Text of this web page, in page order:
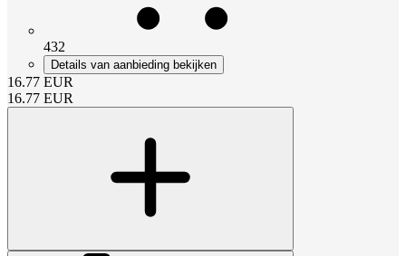
432
Details van aanbieding bekijken
16.77 EUR
16.77 EUR